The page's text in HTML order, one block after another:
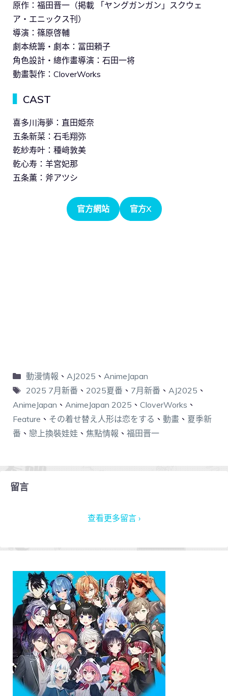
原作：福田晋一（掲載 「ヤングガンガン」スクウェ
ア・エニックス刊）
導演：篠原啓輔
劇本統籌・劇本：冨田頼子
角色設計・總作畫導演：石田一将
動畫製作：CloverWorks
CAST
喜多川海夢：直田姫奈
五条新菜：石毛翔弥
乾紗寿叶：種﨑敦美
乾心寿：羊宮妃那
五条薫：斧アツシ
官方網站 官方X
動漫情報 、 AJ2025 、 AnimeJapan
2025 7月新番 、 2025夏番 、 7月新番 、 AJ2025 、
AnimeJapan 、 AnimeJapan 2025 、 CloverWorks 、
Feature 、 その着せ替え人形は恋をする 、 動畫 、 夏季新
番 、 戀上換裝娃娃 、 焦點情報 、 福田晋一
留言
查看更多留言 ›